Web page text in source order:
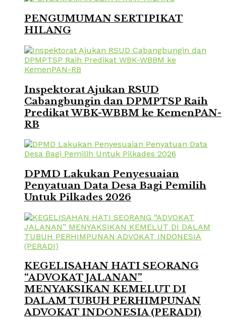
PENGUMUMAN SERTIPIKAT
HILANG
Inspektorat Ajukan RSUD
Cabangbungin dan DPMPTSP Raih
Predikat WBK-WBBM ke KemenPAN-
RB
DPMD Lakukan Penyesuaian
Penyatuan Data Desa Bagi Pemilih
Untuk Pilkades 2026
KEGELISAHAN HATI SEORANG
“ADVOKAT JALANAN”
MENYAKSIKAN KEMELUT DI
DALAM TUBUH PERHIMPUNAN
ADVOKAT INDONESIA (PERADI)